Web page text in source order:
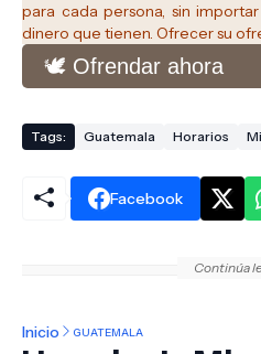
para cada persona, sin
dinero que tienen. Ofrecer su
🕊️ Ofrendar ahora
Tags: Guatemala Horarios
Facebook
Continúa
Inicio GUATEMALA